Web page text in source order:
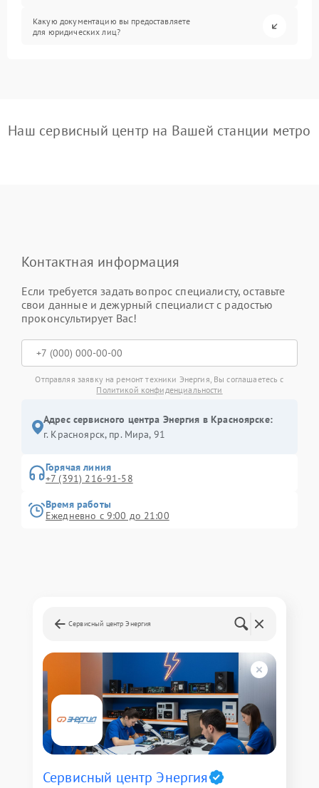
Какую документацию вы предоставляете
для юридических лиц?
Наш сервисный центр на Вашей станции метро
Контактная информация
Если требуется задать вопрос специалисту, оставьте
свои данные и дежурный специалист с радостью
проконсультирует Вас!
Отправляя заявку на ремонт техники Энергия, Вы соглашаетесь с
Политикой конфиденциальности
Адрес сервисного центра Энергия в Красноярске:
г. Красноярск, ​пр. Мира, 91
Горячая линия
+7 (391) 216-91-58
Время работы
Ежедневно с 9:00 до 21:00
Сервисный центр Энергия
Сервисный центр Энергия